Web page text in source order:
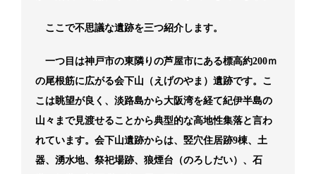
ここで不思議な遺跡を三つ紹介します。
一つ目は神戸市の東隣りの芦屋市にある標高約200ｍ
の尾根筋に広がる会下山（えげのやま）遺跡です。こ
こは眺望が良く、淡路島から大阪湾を経て紀伊半島の
山々まで見渡せることから典型的な高地性集落と言わ
れています。会下山遺跡からは、竪穴住居跡9棟、土
器、湧水地、祭祀場跡、狼煙台（のろしだい）、石